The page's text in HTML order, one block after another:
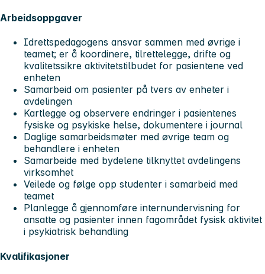
Arbeidsoppgaver
Idrettspedagogens ansvar sammen med øvrige i
teamet; er å koordinere, tilrettelegge, drifte og
kvalitetssikre aktivitetstilbudet for pasientene ved
enheten
Samarbeid om pasienter på tvers av enheter i
avdelingen
Kartlegge og observere endringer i pasientenes
fysiske og psykiske helse, dokumentere i journal
Daglige samarbeidsmøter med øvrige team og
behandlere i enheten
Samarbeide med bydelene tilknyttet avdelingens
virksomhet
Veilede og følge opp studenter i samarbeid med
teamet
Planlegge å gjennomføre internundervisning for
ansatte og pasienter innen fagområdet fysisk aktivitet
i psykiatrisk behandling
Kvalifikasjoner